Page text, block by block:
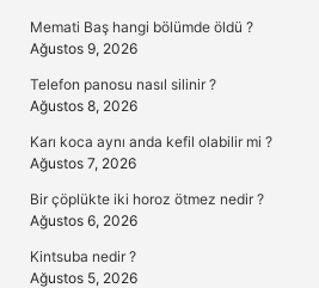
Memati Baş hangi bölümde öldü ?
Ağustos 9, 2026
Telefon panosu nasıl silinir ?
Ağustos 8, 2026
Karı koca aynı anda kefil olabilir mi ?
Ağustos 7, 2026
Bir çöplükte iki horoz ötmez nedir ?
Ağustos 6, 2026
Kintsuba nedir ?
Ağustos 5, 2026